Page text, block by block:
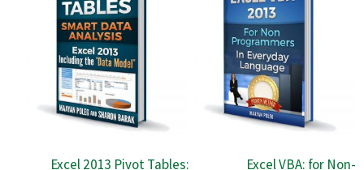
Excel VBA: for Non-
Excel 2013 Pivot Tables: